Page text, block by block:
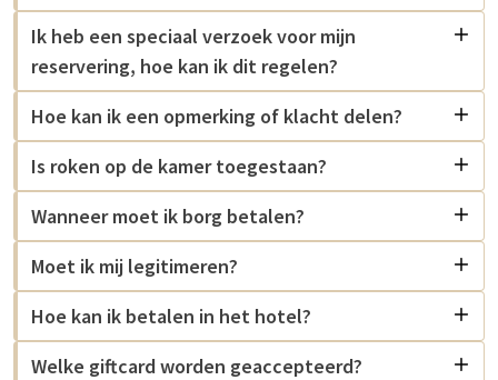
Ik heb een speciaal verzoek voor mijn
reservering, hoe kan ik dit regelen?
Hoe kan ik een opmerking of klacht delen?
Is roken op de kamer toegestaan?
Wanneer moet ik borg betalen?
Moet ik mij legitimeren?
Hoe kan ik betalen in het hotel?
Welke giftcard worden geaccepteerd?